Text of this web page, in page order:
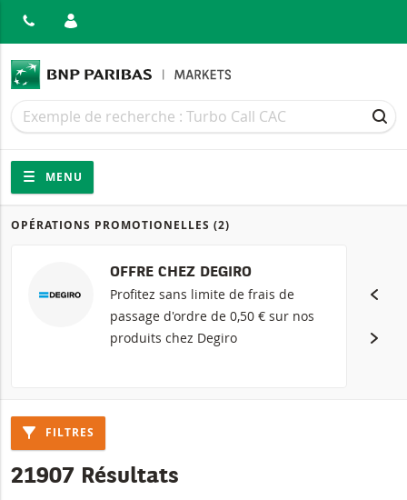
Recherche
Recherche
Navigation
Navigation sur le site
MENU
Produits
OPÉRATIONS PROMOTIONELLES (2)
OFFRE CHEZ DEGIRO
Profitez sans limite de frais de
passage d'ordre de 0,50 € sur nos
produits chez Degiro
FILTRES
21907 Résultats